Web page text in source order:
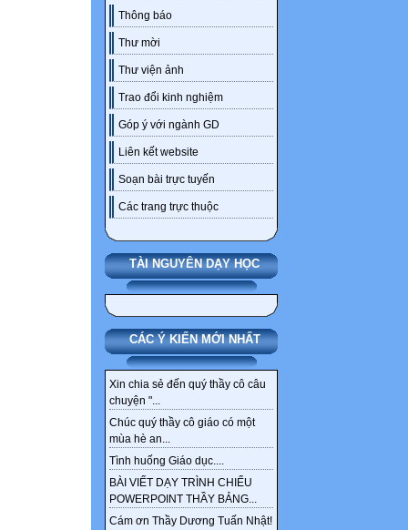
Thông báo
Thư mời
Thư viện ảnh
Trao đổi kinh nghiệm
Góp ý với ngành GD
Liên kết website
Soạn bài trực tuyến
Các trang trực thuộc
TÀI NGUYÊN DẠY HỌC
CÁC Ý KIẾN MỚI NHẤT
Xin chia sẻ đến quý thầy cô câu
chuyện "...
Chúc quý thầy cô giáo có một
mùa hè an...
Tình huống Giáo dục....
BÀI VIẾT DẠY TRÌNH CHIẾU
POWERPOINT THẦY BẢNG...
Cám ơn Thầy Dương Tuấn Nhật!